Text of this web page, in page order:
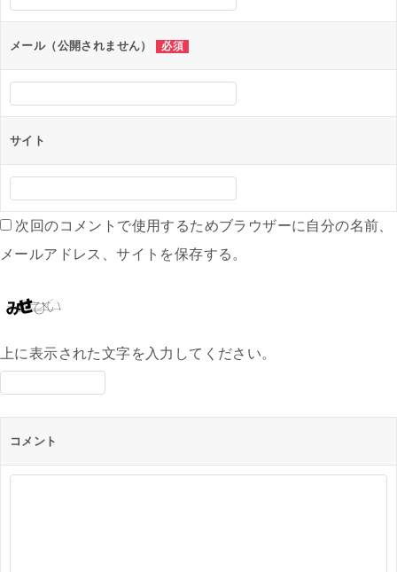
ョ
ンメール（公開されません） 必須
サイト
次回のコメントで使用するためブラウザーに自分の名前、
メールアドレス、サイトを保存する。
上に表示された文字を入力してください。
コメント